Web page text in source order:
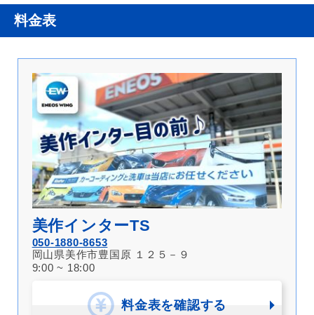
料金表
美作インターTS
050-1880-8653
岡山県美作市豊国原 １２５－９
9:00 ~ 18:00
料金表を確認する